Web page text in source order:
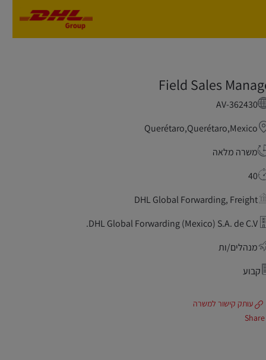
Field Sales
AV-362430
Querétaro,Querétaro,Mexico
משרה מלאה
40
DHL Global Forwarding, Freight
DHL Global Forwarding (Mexico) S.A. de C.V.
מנהלים/ות
קבוע
עותק קישור למשרה
Share